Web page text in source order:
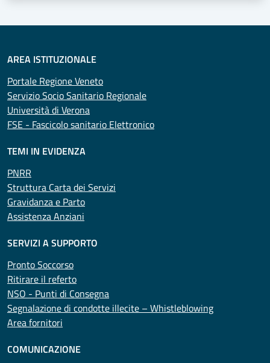
AREA ISTITUZIONALE
Portale Regione Veneto
Servizio Socio Sanitario Regionale
Università di Verona
FSE - Fascicolo sanitario Elettronico
TEMI IN EVIDENZA
PNRR
Struttura Carta dei Servizi
Gravidanza e Parto
Assistenza Anziani
SERVIZI A SUPPORTO
Pronto Soccorso
Ritirare il referto
NSO - Punti di Consegna
Segnalazione di condotte illecite – Whistleblowing
Area fornitori
COMUNICAZIONE